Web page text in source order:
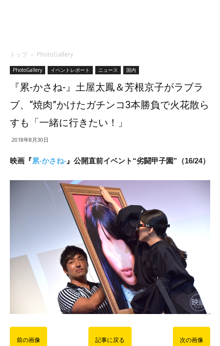
トップ PhotoGallery
PhotoGallery イベントレポート ニュース 国内
『累-かさね-』土屋太鳳＆芳根京子がラブラ
ブ、“焼肉”かけたガチンコ3本勝負で火花散ら
すも「一緒に行きたい！」
2018年8月30日
映画『累-かさね- 』公開直前イベント“劣闘甲子園”（16/24）
前の画像 記事に戻る 次の画像